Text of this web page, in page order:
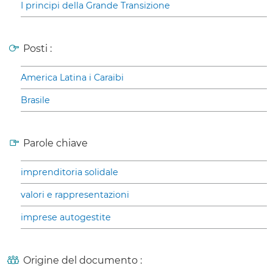
I principi della Grande Transizione
Posti :
America Latina i Caraibi
Brasile
Parole chiave
imprenditoria solidale
valori e rappresentazioni
imprese autogestite
Origine del documento :